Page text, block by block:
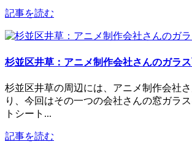
記事を読む
杉並区井草：アニメ制作会社さんのガラ
杉並区井草の周辺には、アニメ制作会社
り、今回はその一つの会社さんの窓ガラ
トシート...
記事を読む